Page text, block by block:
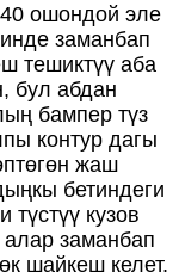
ошондой эле
заманбап
тешиктүү аба
бул абдан
бампер түз
контур дагы
жаш
бетиндеги
түстүү кузов
заманбап
шайкеш келет.